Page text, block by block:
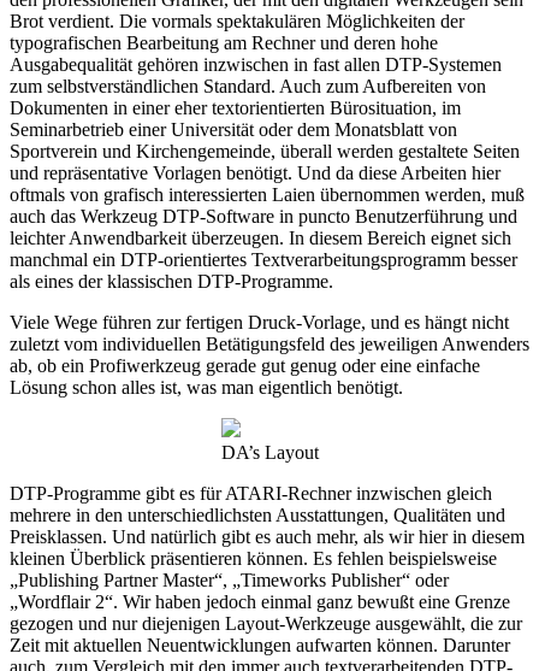
Brot verdient. Die vormals spektakulären Möglichkeiten der
typografischen Bearbeitung am Rechner und deren hohe
Ausgabequalität gehören inzwischen in fast allen DTP-Systemen
zum selbstverständlichen Standard. Auch zum Aufbereiten von
Dokumenten in einer eher textorientierten Bürosituation, im
Seminarbetrieb einer Universität oder dem Monatsblatt von
Sportverein und Kirchengemeinde, überall werden gestaltete Seiten
und repräsentative Vorlagen benötigt. Und da diese Arbeiten hier
oftmals von grafisch interessierten Laien übernommen werden, muß
auch das Werkzeug DTP-Software in puncto Benutzerführung und
leichter Anwendbarkeit überzeugen. In diesem Bereich eignet sich
manchmal ein DTP-orientiertes Textverarbeitungsprogramm besser
als eines der klassischen DTP-Programme.
Viele Wege führen zur fertigen Druck-Vorlage, und es hängt nicht
zuletzt vom individuellen Betätigungsfeld des jeweiligen Anwenders
ab, ob ein Profiwerkzeug gerade gut genug oder eine einfache
Lösung schon alles ist, was man eigentlich benötigt.
DA’s Layout
DTP-Programme gibt es für ATARI-Rechner inzwischen gleich
mehrere in den unterschiedlichsten Ausstattungen, Qualitäten und
Preisklassen. Und natürlich gibt es auch mehr, als wir hier in diesem
kleinen Überblick präsentieren können. Es fehlen beispielsweise
„Publishing Partner Master“, „Timeworks Publisher“ oder
„Wordflair 2“. Wir haben jedoch einmal ganz bewußt eine Grenze
gezogen und nur diejenigen Layout-Werkzeuge ausgewählt, die zur
Zeit mit aktuellen Neuentwicklungen aufwarten können. Darunter